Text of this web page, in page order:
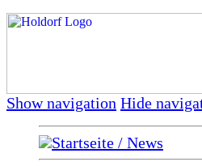
Show navigation Hide
Startseite / News